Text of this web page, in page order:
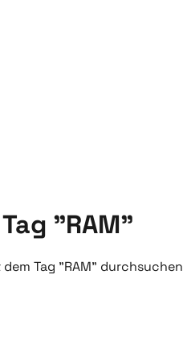
"RAM"
Tag "RAM" durchsuchen